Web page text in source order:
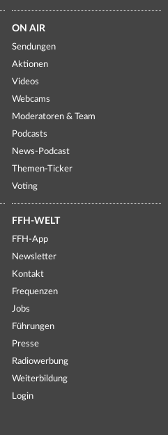
ON AIR
Sendungen
Aktionen
Videos
Webcams
Moderatoren & Team
Podcasts
News-Podcast
Themen-Ticker
Voting
FFH-WELT
FFH-App
Newsletter
Kontakt
Frequenzen
Jobs
Führungen
Presse
Radiowerbung
Weiterbildung
Login